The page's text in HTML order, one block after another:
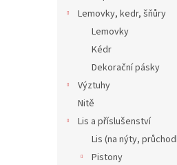
Lemovky, kedr, šňůry
Lemovky
Kédr
Dekorační pásky
Výztuhy
Nitě
Lis a příslušenství
Lis (na nýty,
Pistony